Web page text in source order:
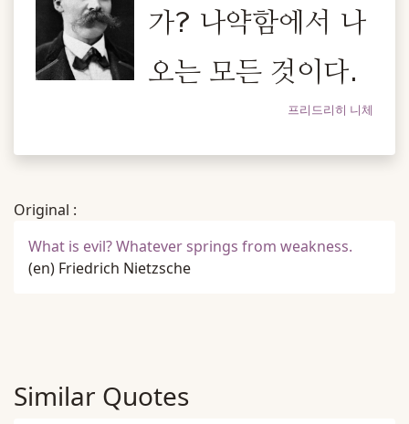
가? 나약함에서 나
오는 모든 것이다.
프리드리히 니체
Original :
What is evil? Whatever springs from weakness.
(en) Friedrich Nietzsche
Similar Quotes